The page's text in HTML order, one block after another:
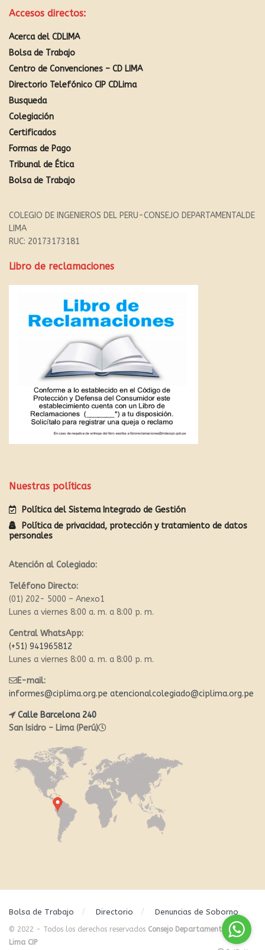
Accesos directos:
Acerca del CDLIMA
Bolsa de Trabajo
Centro de Convenciones – CD LIMA
Directorio Telefónico CIP CDLima
Busqueda
Colegiación
Certificados
Formas de Pago
Tribunal de Ética
Bolsa de Trabajo
COLEGIO DE INGENIEROS DEL PERU-CONSEJO DEPARTAMENTALDE
LIMA
RUC: 20173173181
Libro de reclamaciones
Nuestras políticas
Política del Sistema Integrado de Gestión
Política de privacidad, protección y tratamiento de datos
personales
Atención al Colegiado:
Teléfono Directo:
(01) 202- 5000 – Anexo1
Lunes a viernes 8:00 a. m. a 8:00 p. m.
Central WhatsApp:
(+51) 941965812
Lunes a viernes 8:00 a. m. a 8:00 p. m.
E-mail:
informes@ciplima.org.pe atencionalcolegiado@ciplima.org.pe
Calle Barcelona 240
San Isidro – Lima (Perú)
Bolsa de Trabajo Directorio Denuncias de Soborno
© 2022 - Todos los derechos reservados Consejo Departamental de
Lima CIP